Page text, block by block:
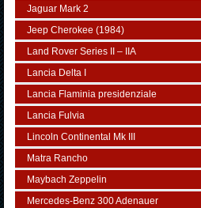
Jaguar Mark 2
Jeep Cherokee (1984)
Land Rover Series II – IIA
Lancia Delta I
Lancia Flaminia presidenziale
Lancia Fulvia
Lincoln Continental Mk III
Matra Rancho
Maybach Zeppelin
Mercedes-Benz 300 Adenauer